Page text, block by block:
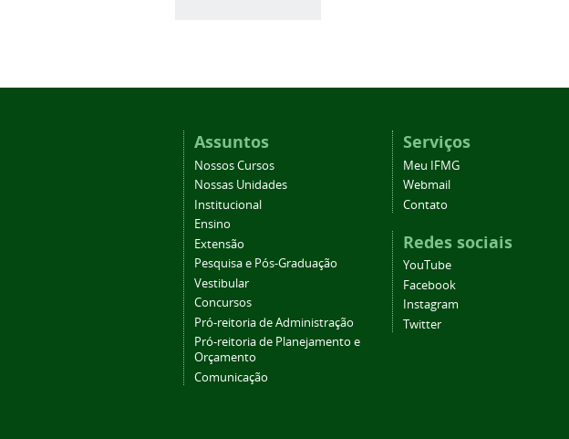
Assuntos
Nossos Cursos
Nossas Unidades
Institucional
Ensino
Extensão
Pesquisa e Pós-Graduação
Vestibular
Concursos
Pró-reitoria de Administração
Pró-reitoria de Planejamento e
Orçamento
Comunicação
Serviços
Meu IFMG
Webmail
Contato
Redes sociais
YouTube
Facebook
Instagram
Twitter